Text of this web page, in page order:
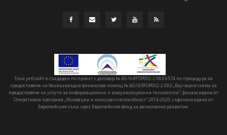
Този уеб сайт е създаден по проект с договор № BG16RFOP002-2.083-0574 по процедура за
предоставяне на безвъзмездна финансова помощ № BG16RFOP002-2.083 „Ваучерна схема за
предоставяне на услуги за информационни и комуникационни технологии“, финансирана от
Оперативна програма „Иновации и конкурентоспособност“ 2014-2020, съфинансирана от
Европейския съюз чрез Европейския фонд за регионално развитие.